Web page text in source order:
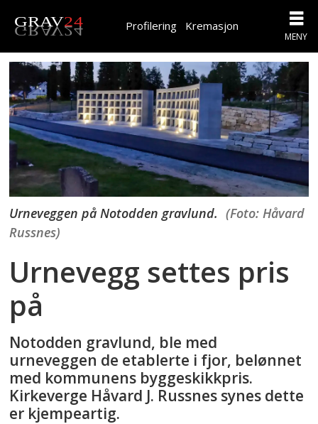
Profilering Kremasjon
Urneveggen på Notodden gravlund. (Foto: Håvard
Russnes)
Urnevegg settes pris
på
Notodden gravlund, ble med
urneveggen de etablerte i fjor, belønnet
med kommunens byggeskikkpris.
Kirkeverge Håvard J. Russnes synes dette
er kjempeartig.